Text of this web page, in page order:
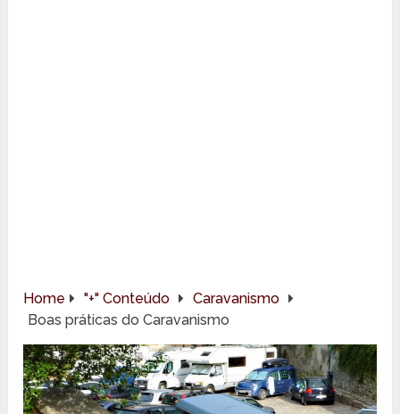
Home "+" Conteúdo
Caravanismo
Boas práticas do Caravanismo